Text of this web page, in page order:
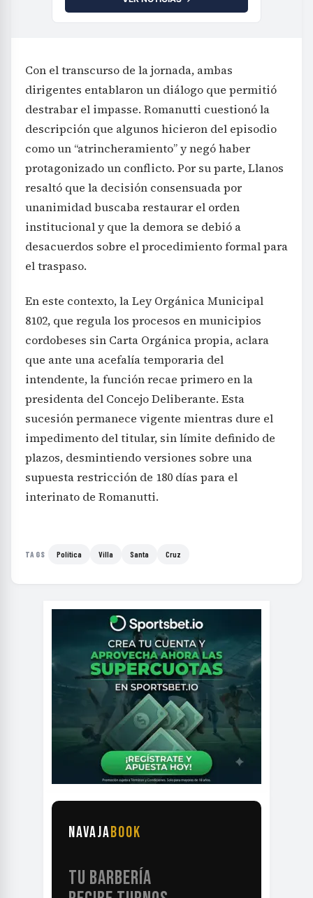
Con el transcurso de la jornada, ambas
dirigentes entablaron un diálogo que permitió
destrabar el impasse. Romanutti cuestionó la
descripción que algunos hicieron del episodio
como un “atrincheramiento” y negó haber
protagonizado un conflicto. Por su parte, Llanos
resaltó que la decisión consensuada por
unanimidad buscaba restaurar el orden
institucional y que la demora se debió a
desacuerdos sobre el procedimiento formal para
el traspaso.
En este contexto, la Ley Orgánica Municipal
8102, que regula los procesos en municipios
cordobeses sin Carta Orgánica propia, aclara
que ante una acefalía temporaria del
intendente, la función recae primero en la
presidenta del Concejo Deliberante. Esta
sucesión permanece vigente mientras dure el
impedimento del titular, sin límite definido de
plazos, desmintiendo versiones sobre una
supuesta restricción de 180 días para el
interinato de Romanutti.
TAGS Política Villa Santa Cruz
NAVAJABOOK
TU BARBERÍA